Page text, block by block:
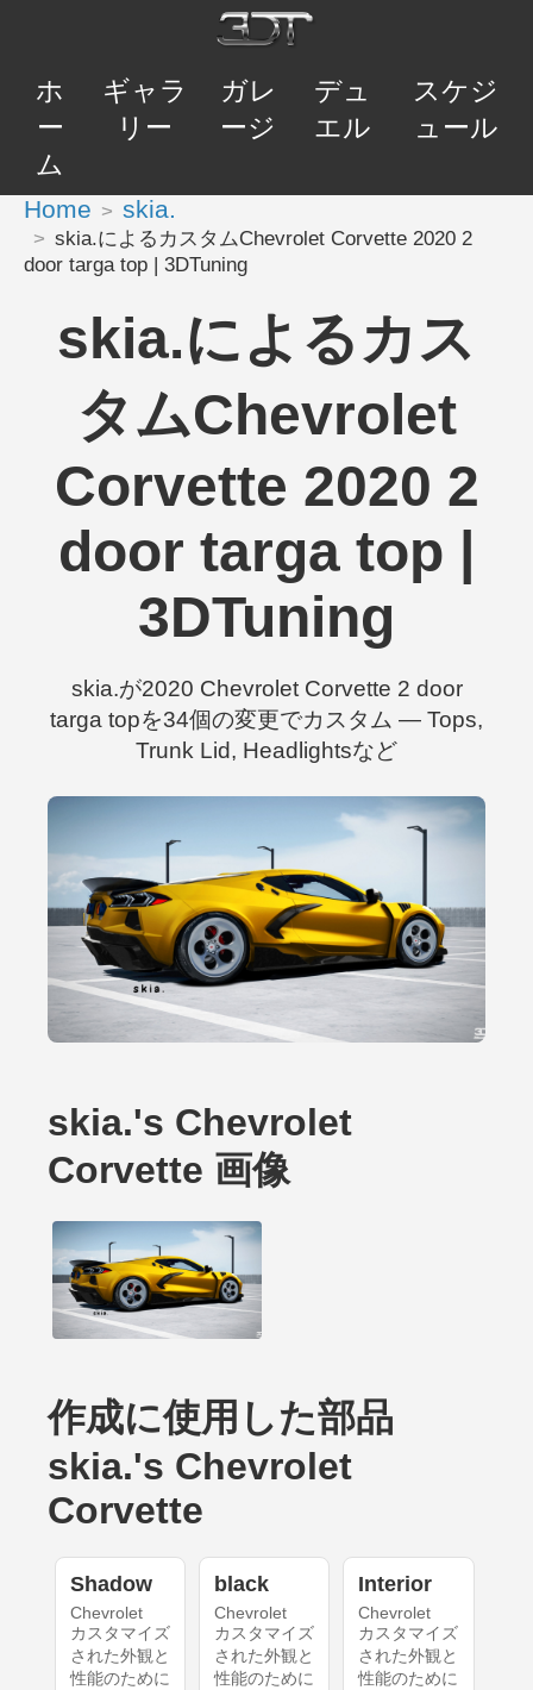
ホ
ー
ム
ギャラ
リー
ガレ
ージ
デュ
エル
スケジ
ュール
Home skia.
skia.によるカスタムChevrolet Corvette 2020 2
door targa top | 3DTuning
skia.によるカス
タムChevrolet
Corvette 2020 2
door targa top |
3DTuning
skia.が2020 Chevrolet Corvette 2 door
targa topを34個の変更でカスタム — Tops,
Trunk Lid, Headlightsなど
skia.'s Chevrolet
Corvette 画像
作成に使用した部品
skia.'s Chevrolet
Corvette
Shadow
Chevrolet
カスタマイズ
された外観と
性能のために
black
Chevrolet
カスタマイズ
された外観と
性能のために
Interior
Chevrolet
カスタマイズ
された外観と
性能のために